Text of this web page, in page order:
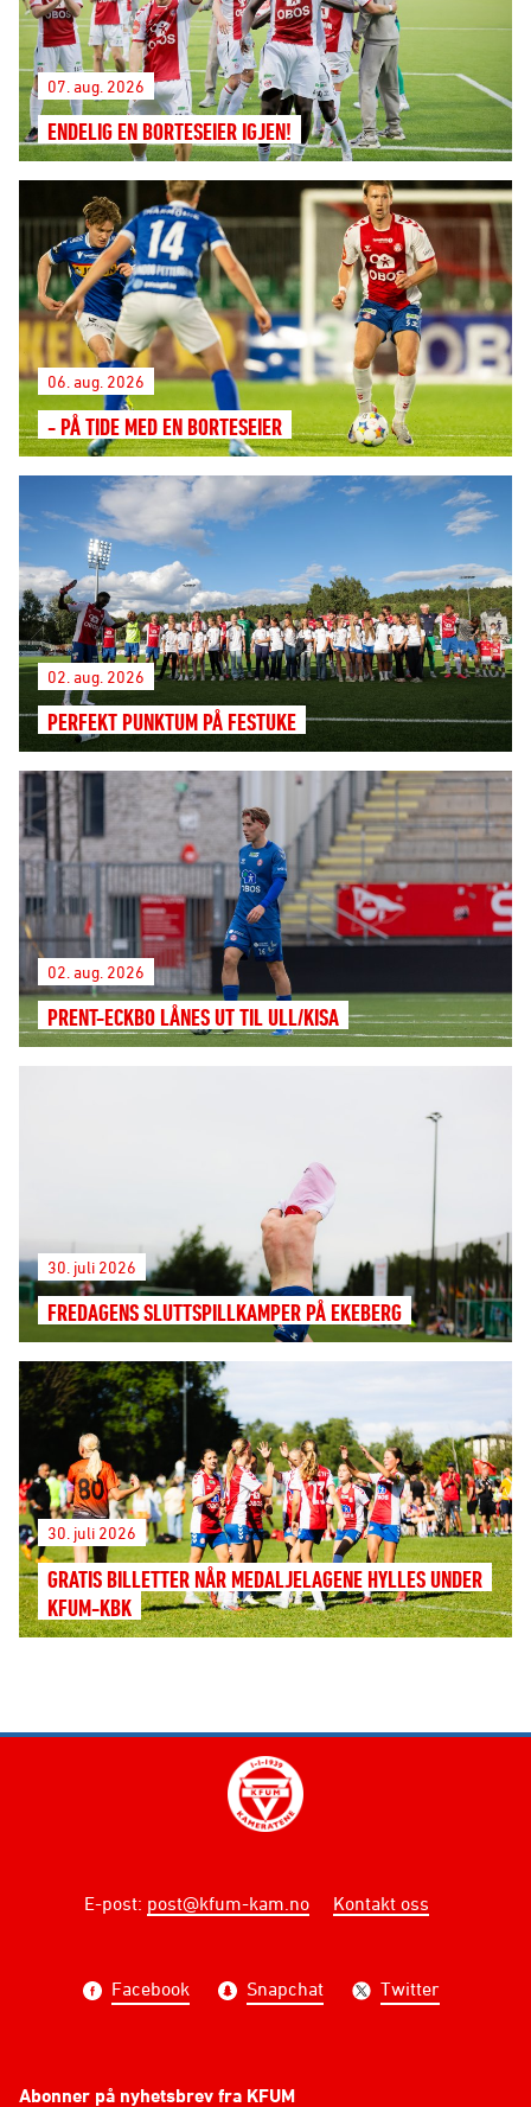
07. aug. 2026
ENDELIG EN BORTESEIER IGJEN!
06. aug. 2026
- PÅ TIDE MED EN BORTESEIER
02. aug. 2026
PERFEKT PUNKTUM PÅ FESTUKE
02. aug. 2026
PRENT-ECKBO LÅNES UT TIL ULL/KISA
30. juli 2026
FREDAGENS SLUTTSPILLKAMPER PÅ EKEBERG
30. juli 2026
GRATIS BILLETTER NÅR MEDALJELAGENE HYLLES UNDER
KFUM-KBK
E-post: post@kfum-kam.no Kontakt oss
Facebook Snapchat Twitter
Abonner på nyhetsbrev fra KFUM